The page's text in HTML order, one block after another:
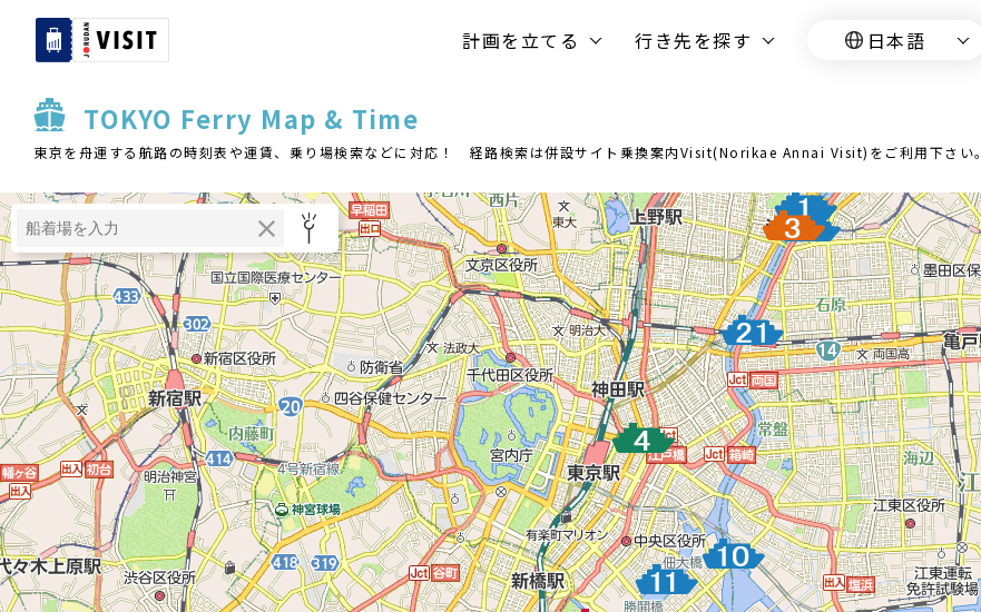
計画を立てる 行き先を探す 日本語
TOKYO Ferry Map & Time
東京を舟運する航路の時刻表や運賃、乗り場検索などに対応！ 経路検索は併設サイト乗換案内Visit(Norikae Annai Visit)をご利用下さい。